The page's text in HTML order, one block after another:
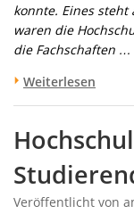
konnte. Eines steht
waren die
die Fachschaften …
Weiterlesen
Veröffentlicht von